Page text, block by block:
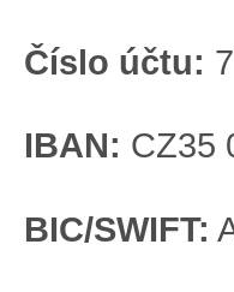
Číslo účtu:
IBAN: CZ35
BIC/SWIFT: